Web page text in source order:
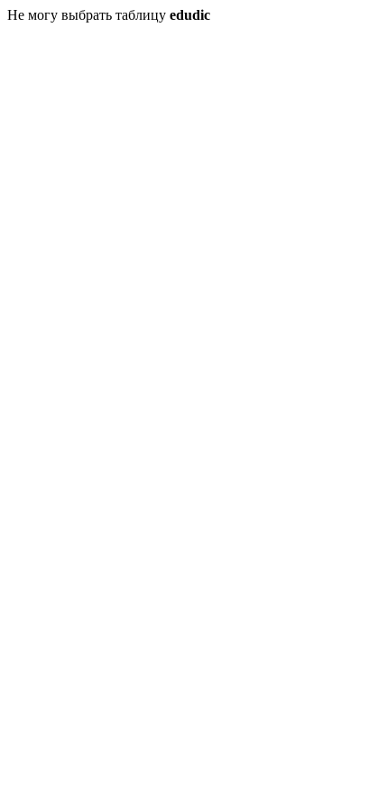
Не могу выбрать таблицу edudic